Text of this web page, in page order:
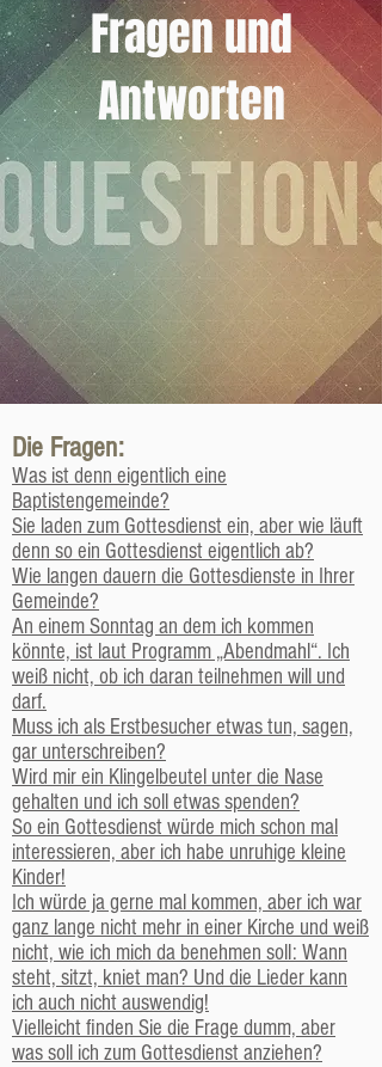
Fragen und
Antworten
Die Fragen:
Was ist denn eigentlich eine
Baptistengemeinde?
Sie laden zum Gottesdienst ein, aber wie läuft
denn so ein Gottesdienst eigentlich ab?
Wie langen dauern die Gottesdienste in Ihrer
Gemeinde?
An einem Sonntag an dem ich kommen
könnte, ist laut Programm „Abendmahl“. Ich
weiß nicht, ob ich daran teilnehmen will und
darf.
Muss ich als Erstbesucher etwas tun, sagen,
gar unterschreiben?
Wird mir ein Klingelbeutel unter die Nase
gehalten und ich soll etwas spenden?
So ein Gottesdienst würde mich schon mal
interessieren, aber ich habe unruhige kleine
Kinder!
Ich würde ja gerne mal kommen, aber ich war
ganz lange nicht mehr in einer Kirche und weiß
nicht, wie ich mich da benehmen soll: Wann
steht, sitzt, kniet man? Und die Lieder kann
ich auch nicht auswendig!
Vielleicht finden Sie die Frage dumm, aber
was soll ich zum Gottesdienst anziehen?